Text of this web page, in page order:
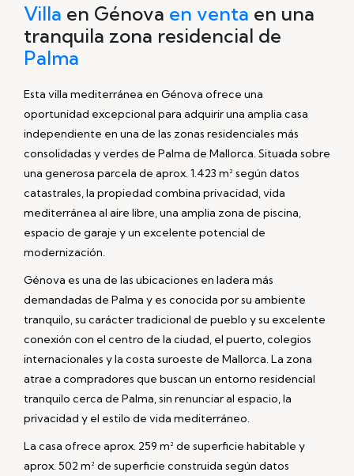
Villa en Génova en venta en una
tranquila zona residencial de
Palma
Esta villa mediterránea en Génova ofrece una
oportunidad excepcional para adquirir una amplia casa
independiente en una de las zonas residenciales más
consolidadas y verdes de Palma de Mallorca. Situada sobre
una generosa parcela de aprox. 1.423 m² según datos
catastrales, la propiedad combina privacidad, vida
mediterránea al aire libre, una amplia zona de piscina,
espacio de garaje y un excelente potencial de
modernización.
Génova es una de las ubicaciones en ladera más
demandadas de Palma y es conocida por su ambiente
tranquilo, su carácter tradicional de pueblo y su excelente
conexión con el centro de la ciudad, el puerto, colegios
internacionales y la costa suroeste de Mallorca. La zona
atrae a compradores que buscan un entorno residencial
tranquilo cerca de Palma, sin renunciar al espacio, la
privacidad y el estilo de vida mediterráneo.
La casa ofrece aprox. 259 m² de superficie habitable y
aprox. 502 m² de superficie construida según datos